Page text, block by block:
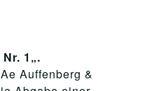
1 „.
Auffenberg &